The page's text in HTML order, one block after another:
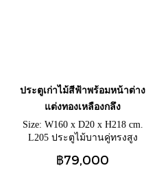
ประตูเก่าไม้สีฟ้าพร้อมหน้าต่าง
แต่งทองเหลืองกลึง
Size: W160 x D20 x H218 cm.
L205 ประตูไม้บานคู่ทรงสูง
ธรรมชาติ ประตูคาเฟ่สวยๆ
฿79,000